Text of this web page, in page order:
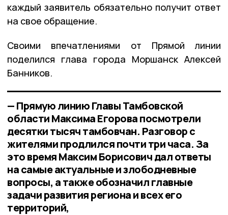
каждый заявитель обязательно получит ответ
на свое обращение.
Своими впечатлениями от Прямой линии
поделился глава города Моршанск Алексей
Банников.
— Прямую линию Главы Тамбовской
области Максима Егорова посмотрели
десятки тысяч тамбовчан. Разговор с
жителями продлился почти три часа. За
это время Максим Борисович дал ответы
на самые актуальные и злободневные
вопросы, а также обозначил главные
задачи развития региона и всех его
территорий,